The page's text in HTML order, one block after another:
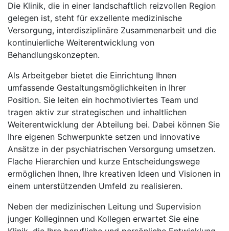
Die Klinik, die in einer landschaftlich reizvollen Region
gelegen ist, steht für exzellente medizinische
Versorgung, interdisziplinäre Zusammenarbeit und die
kontinuierliche Weiterentwicklung von
Behandlungskonzepten.
Als Arbeitgeber bietet die Einrichtung Ihnen
umfassende Gestaltungsmöglichkeiten in Ihrer
Position. Sie leiten ein hochmotiviertes Team und
tragen aktiv zur strategischen und inhaltlichen
Weiterentwicklung der Abteilung bei. Dabei können Sie
Ihre eigenen Schwerpunkte setzen und innovative
Ansätze in der psychiatrischen Versorgung umsetzen.
Flache Hierarchien und kurze Entscheidungswege
ermöglichen Ihnen, Ihre kreativen Ideen und Visionen in
einem unterstützenden Umfeld zu realisieren.
Neben der medizinischen Leitung und Supervision
junger Kolleginnen und Kollegen erwartet Sie eine